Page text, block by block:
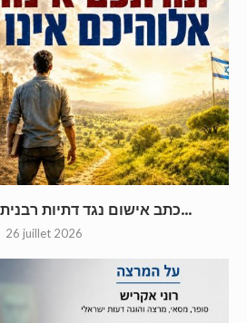
כתב אישום נגד דתיות רבנית עוינת. מאת רוני...
26 juillet 2026